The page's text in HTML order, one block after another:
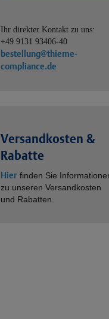
Ihr direkter Kontakt zu uns:
+49 9131 93406-40
bestellung@thieme-
compliance.de
Versandkosten &
Rabatte
Hier finden Sie
zu unseren Versandkosten
und Rabatten.